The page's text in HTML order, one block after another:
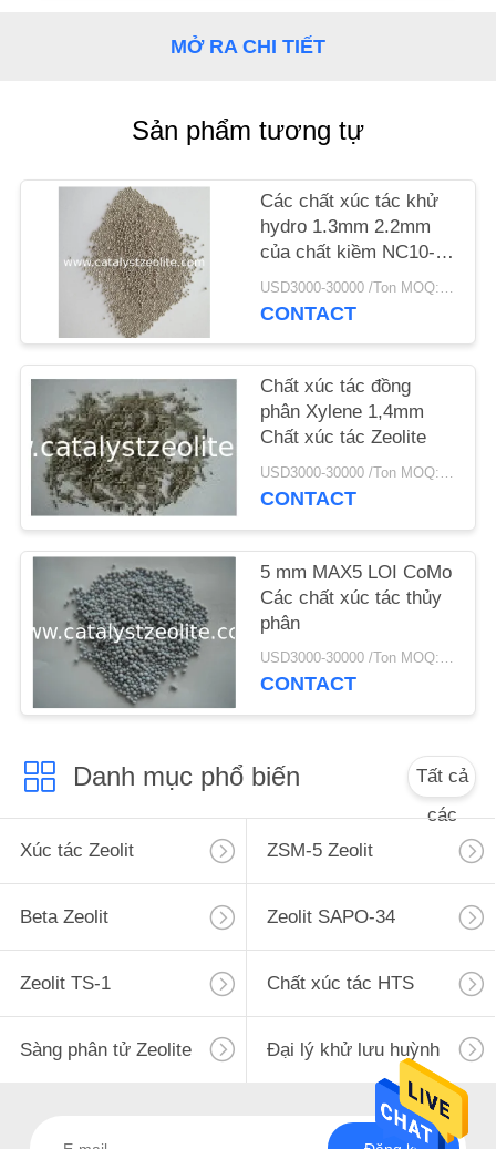
TRƯỜNG
HỢP
SƠ
ĐỒ
TRANG
WEB
PRIVACY
POLICY
MỞ RA CHI TIẾT
Sản phẩm tương tự
Các chất xúc tác khử
hydro 1.3mm 2.2mm
của chất kiềm NC10-
C14 thành chất kiềm
USD3000-30000 /Ton MOQ:1 kg
CONTACT
Chất xúc tác đồng
phân Xylene 1,4mm
Chất xúc tác Zeolite
USD3000-30000 /Ton MOQ:1 kg
CONTACT
5 mm MAX5 LOI CoMo
Các chất xúc tác thủy
phân
USD3000-30000 /Ton MOQ:1 kg
CONTACT
Danh mục phổ biến
Tất cả
các
Xúc tác Zeolit
ZSM-5 Zeolit
Beta Zeolit Zeolit ​​SAPO-34
Zeolit ​​TS-1 Chất xúc tác HTS
Sàng phân tử Zeolite Đại lý khử lưu huỳnh